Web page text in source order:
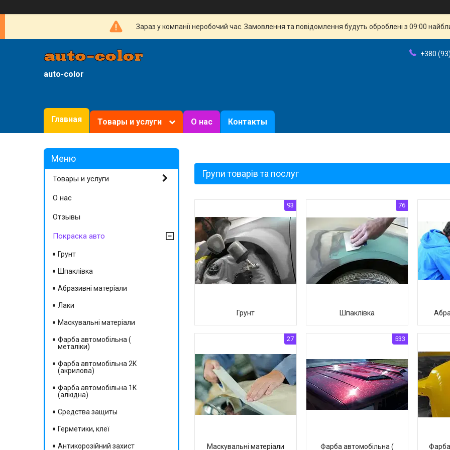
Зараз у компанії неробочий час. Замовлення та повідомлення будуть оброблені з 09:00
auto-color
+380
Главная Товары и услуги О нас Контакты
Групи товарів та послуг
93
Грунт
76
Шпаклівка
27
Маскувальні матеріали
533
Фарба автомобільна (
Товары и услуги
О нас
Отзывы
Покраска авто
Грунт
Шпаклівка
Абразивні матеріали
Лаки
Маскувальні матеріали
Фарба автомобільна (
металіки)
Фарба автомобільна 2К
(акрилова)
Фарба автомобільна 1К
(алкідна)
Средства защиты
Герметики, клеї
Антикорозійний захист